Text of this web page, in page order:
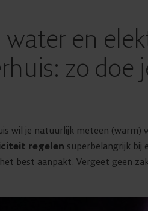
water en
zo doe
wil je natuurlijk meteen
regelen superbelangrijk bij
best aanpakt. Vergeet geen